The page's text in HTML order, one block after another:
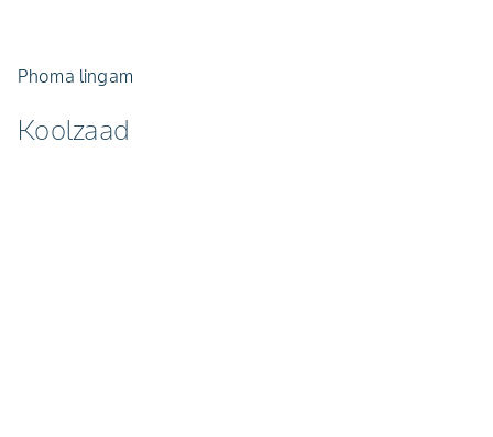
Phoma lingam
Koolzaad